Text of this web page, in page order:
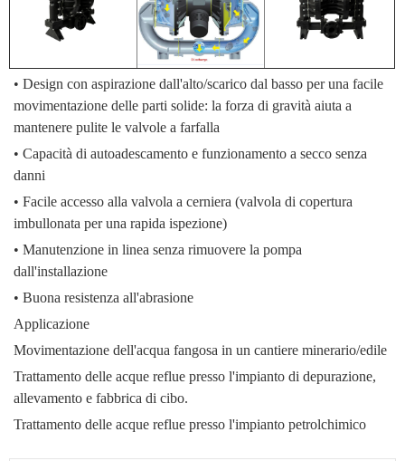
• Design con aspirazione dall'alto/scarico dal basso per una facile
movimentazione delle parti solide: la forza di gravità aiuta a
mantenere pulite le valvole a farfalla
• Capacità di autoadescamento e funzionamento a secco senza
danni
• Facile accesso alla valvola a cerniera (valvola di copertura
imbullonata per una rapida ispezione)
• Manutenzione in linea senza rimuovere la pompa
dall'installazione
• Buona resistenza all'abrasione
Applicazione
Movimentazione dell'acqua fangosa in un cantiere minerario/edile
Trattamento delle acque reflue presso l'impianto di depurazione,
allevamento e fabbrica di cibo.
Trattamento delle acque reflue presso l'impianto petrolchimico